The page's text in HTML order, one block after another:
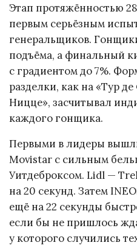
Этап протяжённостью
первым серьёзным
генеральщиков.
подъёма, а финальный
с градиентом до 7%.
разделки, как на «Тур
Ницце», засчитывал
каждого гонщика.
Первыми в лидеры
Movistar с сильным
Уитдеброксом. Lidl —
на 20 секунд. Затем
ещё на 22 секунды
если бы не пришлось
у которого случились